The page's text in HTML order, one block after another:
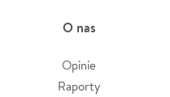
O nas
Opinie
Raporty